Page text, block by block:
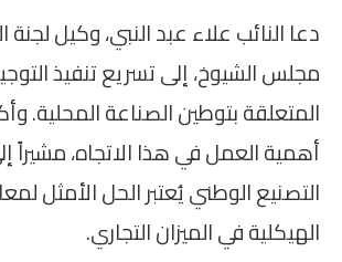
دعا النائب علاء عبد النبي، وكيل لجنة
مجلس الشيوخ، إلى تسريع تنفيذ
المتعلقة بتوطين الصناعة المحلية.
أهمية العمل في هذا الاتجاه، مشيراً
التصنيع الوطني يُعتبر الحل الأمثل
الهيكلية في الميزان التجاري.